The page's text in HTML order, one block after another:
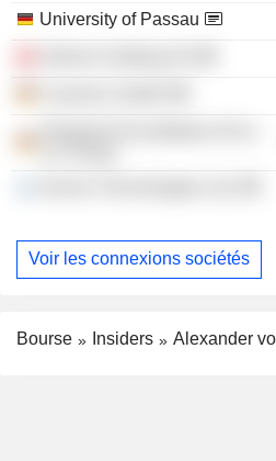
University of Passau
Voir les connexions sociétés
Bourse Insiders Alexander